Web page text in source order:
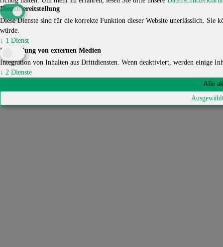
Dienstbereitstellung
Diese Dienste sind für die korrekte Funktion dieser Website unerlässlich.
würde.
↓ 1 Dienst
Einbindung von externen Medien
Integration von Inhalten aus Drittdiensten. Wenn deaktiviert, werden einige
↓ 2 Dienste
Alle